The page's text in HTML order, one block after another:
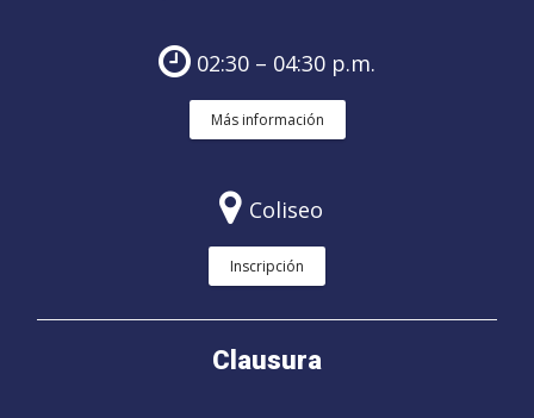
02:30 – 04:30 p.m.
Más información
Coliseo
Inscripción
Clausura